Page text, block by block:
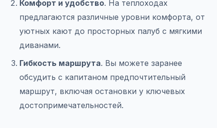
Комфорт и удобство. На теплоходах
предлагаются различные уровни комфорта, от
уютных кают до просторных палуб с мягкими
диванами.
Гибкость маршрута. Вы можете заранее
обсудить с капитаном предпочтительный
маршрут, включая остановки у ключевых
достопримечательностей.